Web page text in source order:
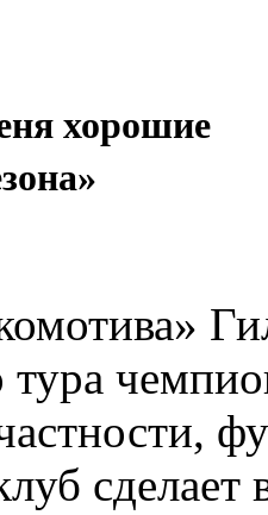
хорошие
тура
сделает